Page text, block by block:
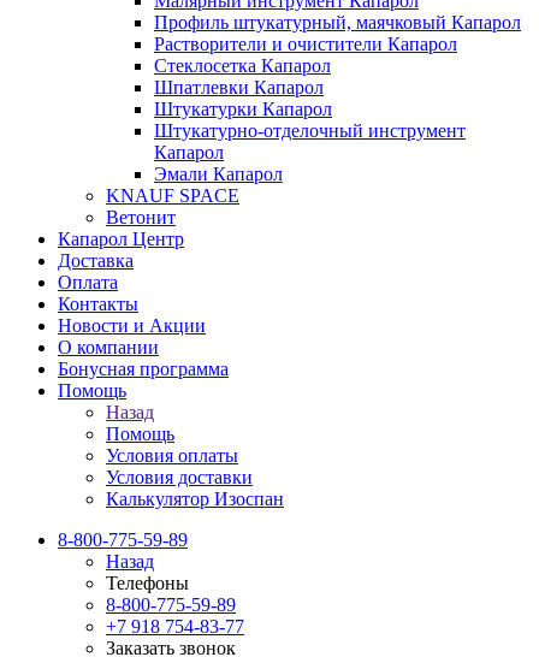
Профиль штукатурный, маячковый Капарол
Растворители и очистители Капарол
Cтеклосетка Капарол
Шпатлевки Капарол
Штукатурки Капарол
Штукатурно-отделочный инструмент
Капарол
Эмали Капарол
KNAUF SPACE
Ветонит
Капарол Центр
Доставка
Оплата
Контакты
Новости и Акции
О компании
Бонусная программа
Помощь
Назад
Помощь
Условия оплаты
Условия доставки
Калькулятор Изоспан
8-800-775-59-89
Назад
Телефоны
8-800-775-59-89
+7 918 754-83-77
Заказать звонок